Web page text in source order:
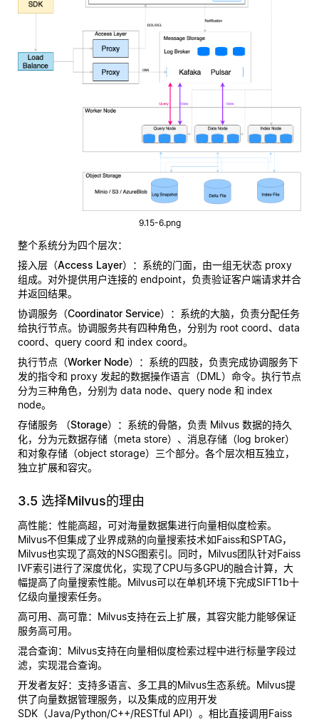
9.15-6.png
整个系统分为四个层次：
接入层（Access Layer）
：系统的门面，由一组无状态 proxy
组成。对外提供用户连接的 endpoint，负责验证客户端请求并合
并返回结果。
协调服务（Coordinator Service）
：系统的大脑，负责分配任务
给执行节点。协调服务共有四种角色，分别为 root coord、data
coord、query coord 和 index coord。
执行节点（Worker Node）
：系统的四肢，负责完成协调服务下
发的指令和 proxy 发起的数据操作语言（DML）命令。执行节点
分为三种角色，分别为 data node、query node 和 index
node。
存储服务 （Storage）
：系统的骨骼，负责 Milvus 数据的持久
化，分为元数据存储（meta store）、消息存储（log broker）
和对象存储（object storage）三个部分。各个层次相互独立，
独立扩展和容灾。
3.5 选择Milvus的理由
高性能：性能高超，可对海量数据集进行向量相似度检索。
Milvus不但集成了业界成熟的向量搜索技术如Faiss和SPTAG，
Milvus也实现了高效的NSG图索引。同时，Milvus团队针对Faiss
IVF索引进行了深度优化，实现了CPU与多GPU的融合计算，大
幅提高了向量搜索性能。Milvus可以在单机环境下完成SIFT1b十
亿级向量搜索任务。
高可用、高可靠：Milvus支持在云上扩展，其容灾能力能够保证
服务高可用。
混合查询：Milvus支持在向量相似度检索过程中进行标量字段过
滤，实现混合查询。
开发者友好：支持多语言、多工具的Milvus生态系统。Milvus提
供了向量数据管理服务，以及集成的应用开发
SDK（Java/Python/C++/RESTful API）。相比直接调用Faiss